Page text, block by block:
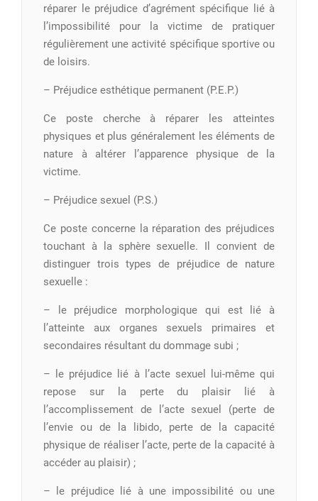
réparer le préjudice d’agrément spécifique lié à
l’impossibilité pour la victime de pratiquer
régulièrement une activité spécifique sportive ou
de loisirs.
– Préjudice esthétique permanent (P.E.P.)
Ce poste cherche à réparer les atteintes
physiques et plus généralement les éléments de
nature à altérer l’apparence physique de la
victime.
– Préjudice sexuel (P.S.)
Ce poste concerne la réparation des préjudices
touchant à la sphère sexuelle. Il convient de
distinguer trois types de préjudice de nature
sexuelle :
– le préjudice morphologique qui est lié à
l’atteinte aux organes sexuels primaires et
secondaires résultant du dommage subi ;
– le préjudice lié à l’acte sexuel lui-même qui
repose sur la perte du plaisir lié à
l’accomplissement de l’acte sexuel (perte de
l’envie ou de la libido, perte de la capacité
physique de réaliser l’acte, perte de la capacité à
accéder au plaisir) ;
– le préjudice lié à une impossibilité ou une